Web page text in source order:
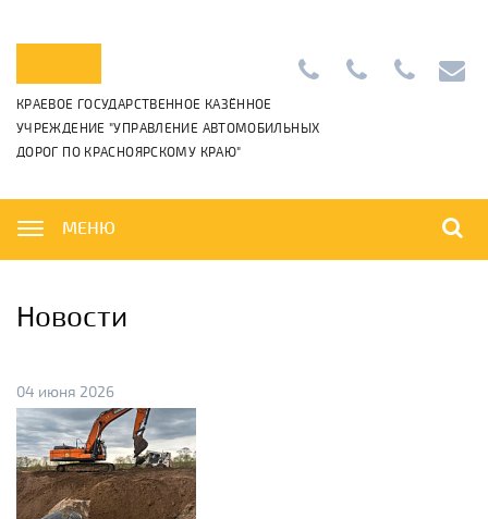
КРАЕВОЕ ГОСУДАРСТВЕННОЕ КАЗЁННОЕ
УЧРЕЖДЕНИЕ "УПРАВЛЕНИЕ АВТОМОБИЛЬНЫХ
ДОРОГ ПО КРАСНОЯРСКОМУ КРАЮ"
+7
42-
01
42-
МЕНЮ
Новости
04 июня 2026